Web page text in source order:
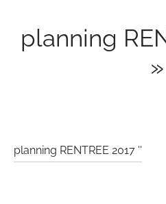
planning
»
planning RENTREE 2017 ''